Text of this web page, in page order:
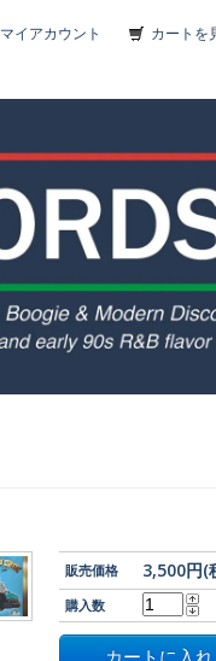
マイアカウント カートを
販売価格 3,500円(
購入数